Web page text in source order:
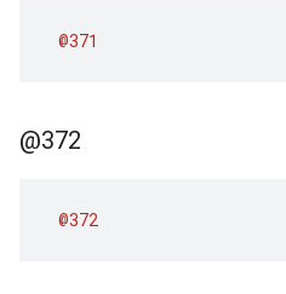
@371
@372
@372